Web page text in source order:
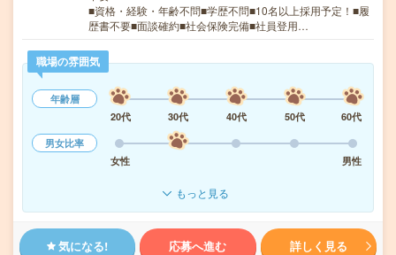
■資格・経験・年齢不問■学歴不問■10名以上採用予定！■履
歴書不要■面談確約■社会保険完備■社員登用…
職場の雰囲気
年齢層
20代
30代 40代 50代
60代
男女比率
女性
男性
もっと見る
気になる! 応募へ進む 詳しく見る